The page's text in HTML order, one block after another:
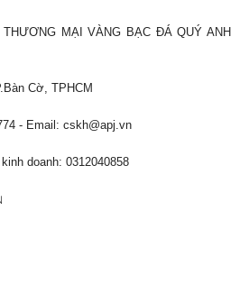
MẠI VÀNG BẠC ĐÁ QUÝ ANH
Cờ, TPHCM
- Email: cskh@apj.vn
doanh: 0312040858